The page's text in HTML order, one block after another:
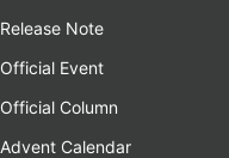
Release Note
Official Event
Official Column
Advent Calendar